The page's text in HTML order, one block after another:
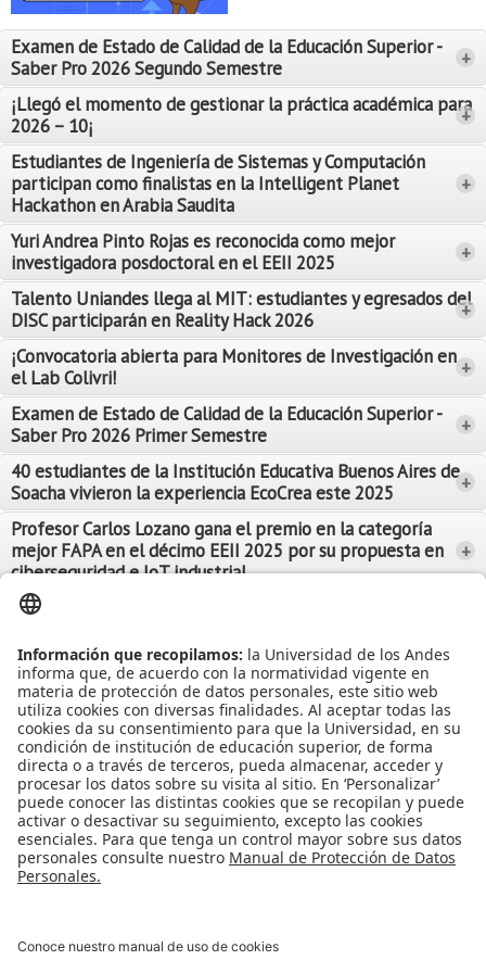
Examen de Estado de Calidad de la Educación Superior -
Saber Pro 2026 Segundo Semestre
+
Leer Más
¡Llegó el momento de gestionar la práctica académica para
2026 – 10¡
+
Leer Más
Estudiantes de Ingeniería de Sistemas y Computación
participan como finalistas en la Intelligent Planet
Hackathon en Arabia Saudita
+
Leer Más
Yuri Andrea Pinto Rojas es reconocida como mejor
investigadora posdoctoral en el EEII 2025
+
Leer Más
Talento Uniandes llega al MIT: estudiantes y egresados del
DISC participarán en Reality Hack 2026
+
Leer Más
¡Convocatoria abierta para Monitores de Investigación en
el Lab Colivri!
+
Leer Más
Examen de Estado de Calidad de la Educación Superior -
Saber Pro 2026 Primer Semestre
+
Leer Más
40 estudiantes de la Institución Educativa Buenos Aires de
Soacha vivieron la experiencia EcoCrea este 2025
+
Leer Más
Profesor Carlos Lozano gana el premio en la categoría
mejor FAPA en el décimo EEII 2025 por su propuesta en
ciberseguridad e IoT industrial
+
Leer Más
Ver más Noticias...
Ver más Eventos...
Apoyo Financiero
Reconocimiento como Universidad: Decreto 1297 del 30 de mayo de
Proyecto de grado
Reingreso
Reintegro
Retiro voluntario
Transferencia
Tarifas
Grado